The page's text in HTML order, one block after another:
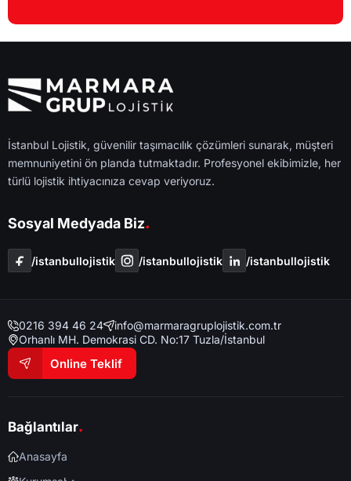
İstanbul Lojistik, güvenilir taşımacılık çözümleri sunarak, müşteri
memnuniyetini ön planda tutmaktadır. Profesyonel ekibimizle, her
türlü lojistik ihtiyacınıza cevap veriyoruz.
Sosyal Medyada Biz.
/i̇stanbullojistik /i̇stanbullojistik /i̇stanbullojistik
0216 394 46 24
info@marmaragruplojistik.com.tr
Orhanlı MH. Demokrasi CD. No:17 Tuzla/İstanbul
Online Teklif
Bağlantılar.
Anasayfa